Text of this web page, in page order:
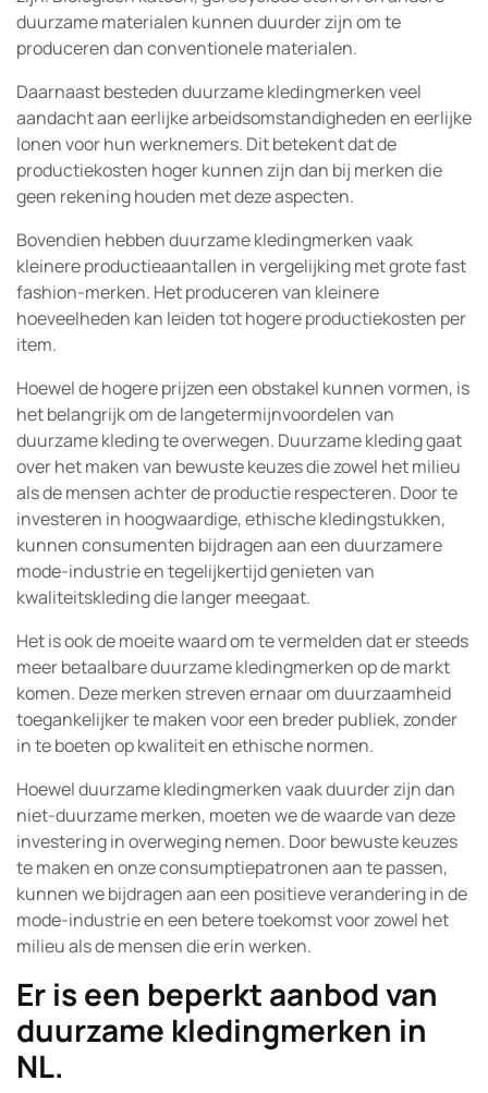
duurzame materialen kunnen duurder zijn om te
produceren dan conventionele materialen.
Daarnaast besteden duurzame kledingmerken veel
aandacht aan eerlijke arbeidsomstandigheden en eerlijke
lonen voor hun werknemers. Dit betekent dat de
productiekosten hoger kunnen zijn dan bij merken die
geen rekening houden met deze aspecten.
Bovendien hebben duurzame kledingmerken vaak
kleinere productieaantallen in vergelijking met grote fast
fashion-merken. Het produceren van kleinere
hoeveelheden kan leiden tot hogere productiekosten per
item.
Hoewel de hogere prijzen een obstakel kunnen vormen, is
het belangrijk om de langetermijnvoordelen van
duurzame kleding te overwegen. Duurzame kleding gaat
over het maken van bewuste keuzes die zowel het milieu
als de mensen achter de productie respecteren. Door te
investeren in hoogwaardige, ethische kledingstukken,
kunnen consumenten bijdragen aan een duurzamere
mode-industrie en tegelijkertijd genieten van
kwaliteitskleding die langer meegaat.
Het is ook de moeite waard om te vermelden dat er steeds
meer betaalbare duurzame kledingmerken op de markt
komen. Deze merken streven ernaar om duurzaamheid
toegankelijker te maken voor een breder publiek, zonder
in te boeten op kwaliteit en ethische normen.
Hoewel duurzame kledingmerken vaak duurder zijn dan
niet-duurzame merken, moeten we de waarde van deze
investering in overweging nemen. Door bewuste keuzes
te maken en onze consumptiepatronen aan te passen,
kunnen we bijdragen aan een positieve verandering in de
mode-industrie en een betere toekomst voor zowel het
milieu als de mensen die erin werken.
Er is een beperkt aanbod van
duurzame kledingmerken in
NL.